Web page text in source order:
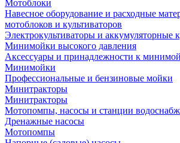
Мотоблоки
Навесное оборудование и расходные
мотоблоков и культиваторов
Электрокультиваторы и аккумуляторные
Минимойки высокого давления
Аксессуары и принадлежности к
Минимойки
Профессиональные и бензиновые мойки
Минитракторы
Минитракторы
Мотопомпы, насосы и станции
Дренажные насосы
Мотопомпы